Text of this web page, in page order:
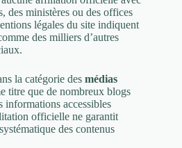
des ministères ou des offices
légales du site indiquent
des milliers d’autres
la catégorie des médias
titre que de nombreux blogs
informations accessibles
officielle ne garantit
des contenus